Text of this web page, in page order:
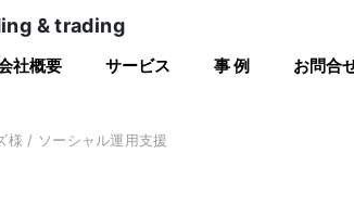
& trading
社概要 サービス 事 例 お問合
様 / ソーシャル運用支援